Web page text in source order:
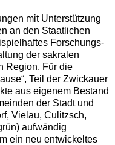
mit Unterstützung
an den Staatlichen
Forschungs-
der sakralen
Region. Für die
Teil der Zwickauer
aus eigenem Bestand
der Stadt und
Vielau, Culitzsch,
aufwändig
ein neu entwickeltes